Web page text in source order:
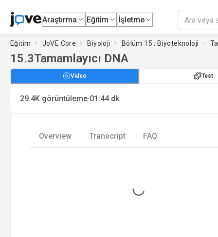
Araştırma Eğitim İşletme
Eğitim JoVE Core Biyoloji Bölüm 15 : Biyoteknoloji
15.3Tamamlayıcı DNA
Video Test
29.4K görüntüleme·01:44 dk
Overview Transcript FAQ
Loading...